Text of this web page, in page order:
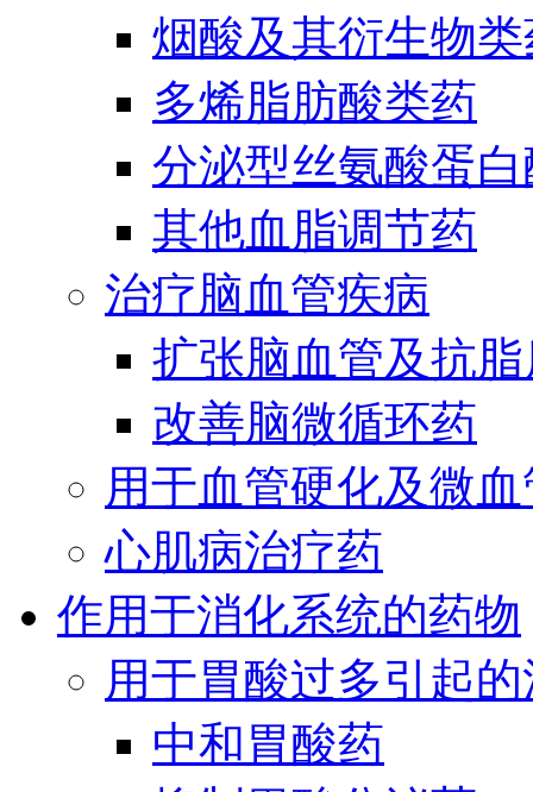
烟酸及其衍生物
多烯脂肪酸类药
分泌型丝氨酸蛋
其他血脂调节药
治疗脑血管疾病
扩张脑血管及抗
改善脑微循环药
用于血管硬化及微
心肌病治疗药
作用于消化系统的药物
用于胃酸过多引起
中和胃酸药